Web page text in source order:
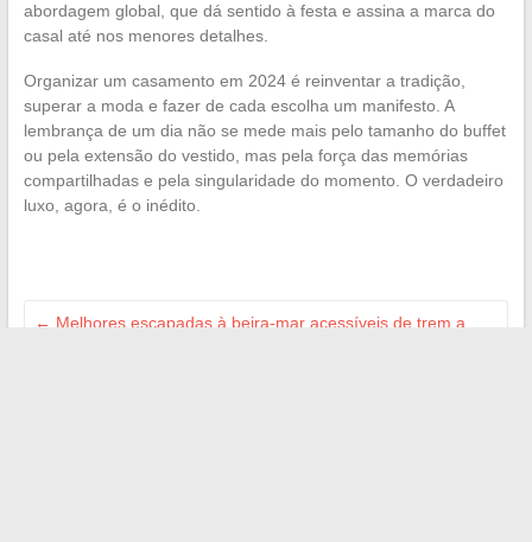
abordagem global, que dá sentido à festa e assina a marca do
casal até nos menores detalhes.
Organizar um casamento em 2024 é reinventar a tradição,
superar a moda e fazer de cada escolha um manifesto. A
lembrança de um dia não se mede mais pelo tamanho do buffet
ou pela extensão do vestido, mas pela força das memórias
compartilhadas e pela singularidade do momento. O verdadeiro
luxo, agora, é o inédito.
← Melhores escapadas à beira-mar acessíveis de trem a